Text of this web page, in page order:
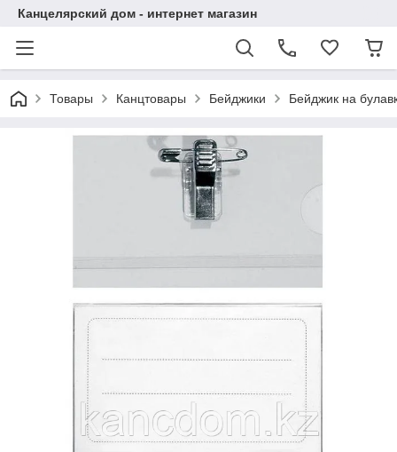
Канцелярский дом - интернет магазин
Товары Канцтовары Бейджики Бейджик на